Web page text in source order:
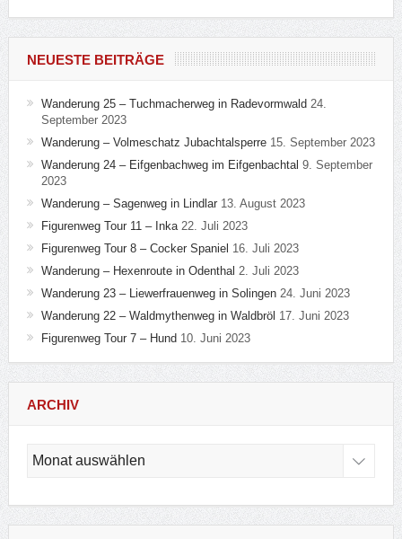
NEUESTE BEITRÄGE
Wanderung 25 – Tuchmacherweg in Radevormwald 24.
September 2023
Wanderung – Volmeschatz Jubachtalsperre 15. September 2023
Wanderung 24 – Eifgenbachweg im Eifgenbachtal 9. September
2023
Wanderung – Sagenweg in Lindlar 13. August 2023
Figurenweg Tour 11 – Inka 22. Juli 2023
Figurenweg Tour 8 – Cocker Spaniel 16. Juli 2023
Wanderung – Hexenroute in Odenthal 2. Juli 2023
Wanderung 23 – Liewerfrauenweg in Solingen 24. Juni 2023
Wanderung 22 – Waldmythenweg in Waldbröl 17. Juni 2023
Figurenweg Tour 7 – Hund 10. Juni 2023
ARCHIV